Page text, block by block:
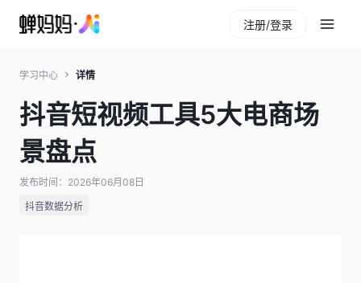
注册/登录
学习中心 详情
抖音短视频工具5大电商场
景盘点
发布时间：2026年06月08日
抖音数据分析